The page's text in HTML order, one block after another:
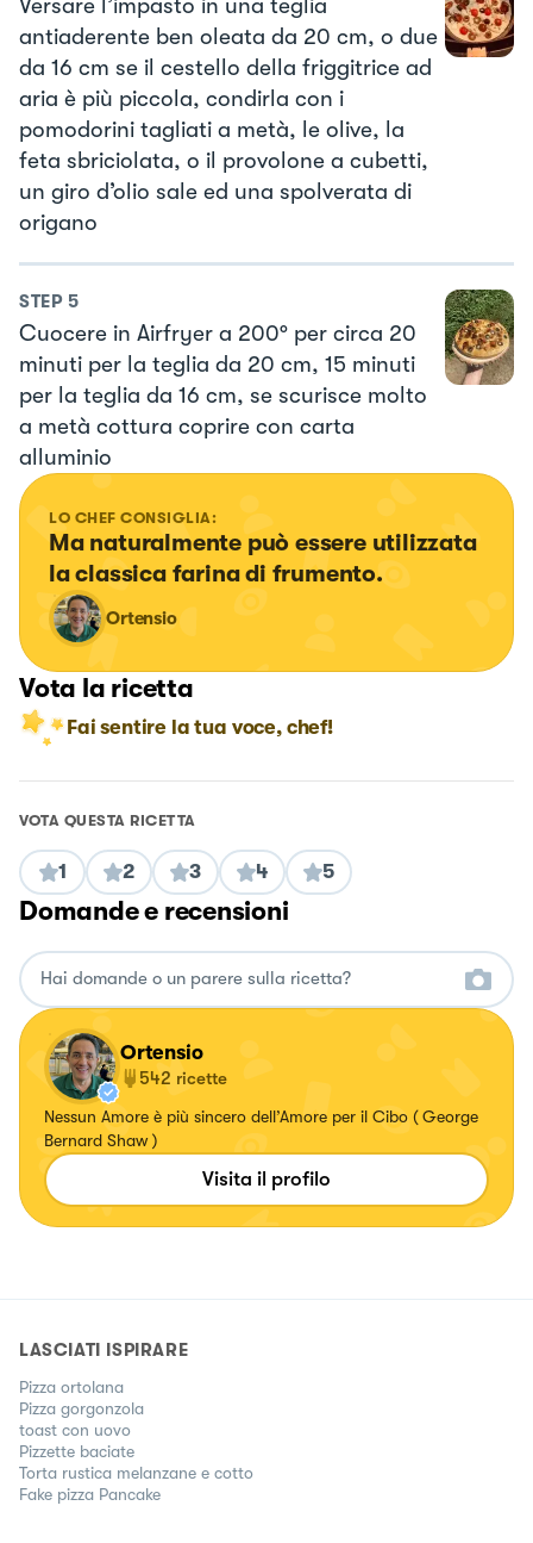
Versare l’impasto in una teglia
antiaderente ben oleata da 20 cm, o due
da 16 cm se il cestello della friggitrice ad
aria è più piccola, condirla con i
pomodorini tagliati a metà, le olive, la
feta sbriciolata, o il provolone a cubetti,
un giro d’olio sale ed una spolverata di
origano
STEP 5
Cuocere in Airfryer a 200° per circa 20
minuti per la teglia da 20 cm, 15 minuti
per la teglia da 16 cm, se scurisce molto
a metà cottura coprire con carta
alluminio
LO CHEF CONSIGLIA:
Ma naturalmente può essere utilizzata
la classica farina di frumento.
Ortensio
Vota la ricetta
Fai sentire la tua voce, chef!
VOTA QUESTA RICETTA
1 2 3 4 5
Domande e recensioni
Ortensio
542 ricette
Nessun Amore è più sincero dell’Amore per il Cibo ( George
Bernard Shaw )
Visita il profilo
LASCIATI ISPIRARE
Pizza ortolana
Pizza gorgonzola
toast con uovo
Pizzette baciate
Torta rustica melanzane e cotto
Fake pizza Pancake